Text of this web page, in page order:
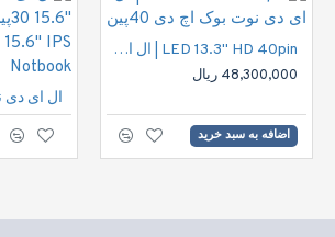
LED 13.3" HD 40pin | ال ای دی نوت بوک اچ دی 40پین
48,300,000 ریال
اضافه به سبد خرید